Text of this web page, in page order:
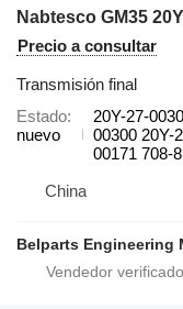
Precio a consultar
Transmisión final
Estado
nuevo
20Y-27-
00300 20Y-
00171 708-
China
Belparts Engineering